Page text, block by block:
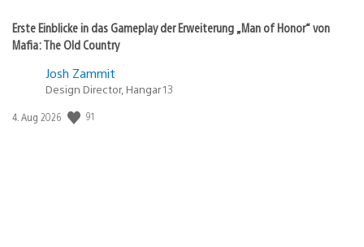
Erste Einblicke in das Gameplay der Erweiterung „Man of Honor“ von
Mafia: The Old Country
Josh Zammit
Design Director, Hangar 13
Veröffentlichungsdatum:
4. Aug 2026 91